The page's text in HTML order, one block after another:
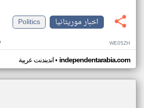
اخبار موريتانيا
Politics
WE05ZH
اندبندنت عربية• independentarabia.com